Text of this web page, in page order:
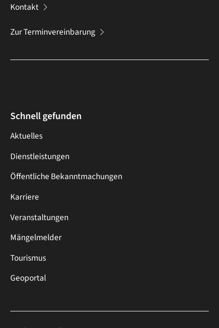
Kontakt
Zur Terminvereinbarung
Schnell gefunden
Aktuelles
Dienstleistungen
Öffentliche Bekanntmachungen
Karriere
Veranstaltungen
Mängelmelder
Tourismus
Geoportal